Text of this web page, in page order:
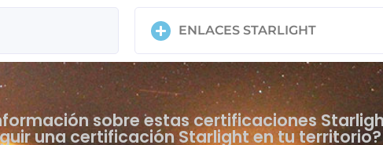
ENLACES STARLIGHT
sobre estas certificaciones
una certificación Starlight en tu territorio?